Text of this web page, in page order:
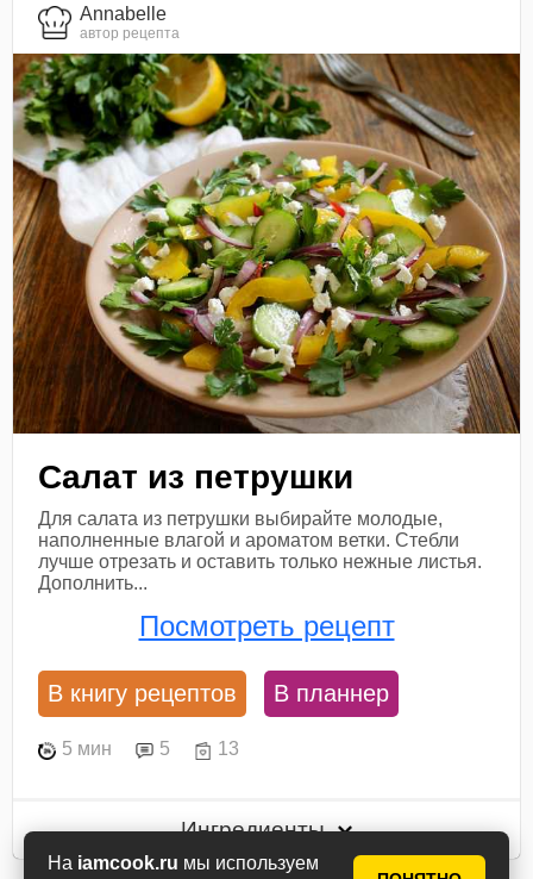
На iamcook.ru мы используем
Annabelle
автор рецепта
Салат из петрушки
Для салата из петрушки выбирайте молодые,
наполненные влагой и ароматом ветки. Стебли
лучше отрезать и оставить только нежные листья.
Дополнить...
Посмотреть рецепт
В книгу рецептов В планнер
5 мин 5 13
Ингредиенты